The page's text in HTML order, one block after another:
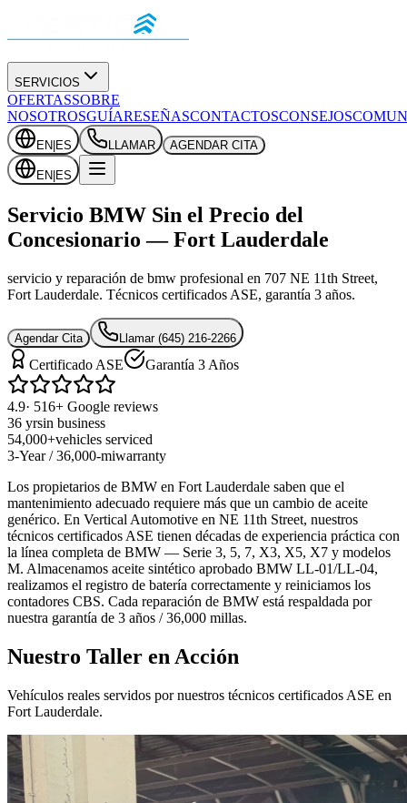
SERVICIOS
OFERTASSOBRE
NOSOTROSGUÍARESEÑASCONTACTOSCONSEJOS
EN ES LLAMAR AGENDAR CITA
EN ES
Servicio BMW Sin el Precio del
Concesionario — Fort Lauderdale
servicio y reparación de bmw profesional en 707 NE 11th Street,
Fort Lauderdale. Técnicos certificados ASE, garantía 3 años.
Agendar Cita Llamar (645) 216-2266
Certificado ASE Garantía 3 Años
4.9· 516+ Google reviews
36 yrsin business
54,000+vehicles serviced
3-Year / 36,000-miwarranty
Los propietarios de BMW en Fort Lauderdale saben que el
mantenimiento adecuado requiere más que un cambio de aceite
genérico. En Vertical Automotive en NE 11th Street, nuestros
técnicos certificados ASE tienen décadas de experiencia práctica con
la línea completa de BMW — Serie 3, 5, 7, X3, X5, X7 y modelos
M. Almacenamos aceite sintético aprobado BMW LL-01/LL-04,
realizamos el registro de batería correctamente y reiniciamos los
contadores CBS. Cada reparación de BMW está respaldada por
nuestra garantía de 3 años / 36,000 millas.
Nuestro Taller en Acción
Vehículos reales servidos por nuestros técnicos certificados ASE en
Fort Lauderdale.